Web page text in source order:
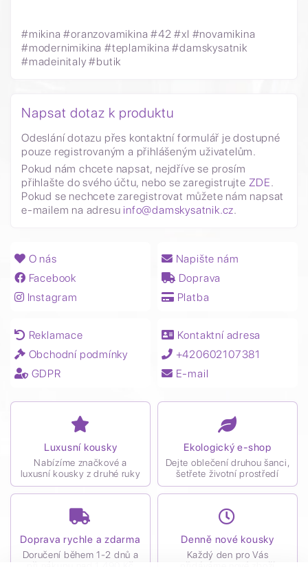
#mikina #oranzovamikina #42 #xl #novamikina
#modernimikina #teplamikina #damskysatnik
#madeinitaly #butik
Napsat dotaz k produktu
Odeslání dotazu přes kontaktní formulář je dostupné
pouze registrovaným a přihlášeným uživatelům.
Pokud nám chcete napsat, nejdříve se prosím
přihlašte do svého účtu, nebo se zaregistrujte ZDE.
Pokud se nechcete zaregistrovat můžete nám napsat
e-mailem na adresu info@damskysatnik.cz.
O nás
Facebook
Instagram
Napište nám
Doprava
Platba
Reklamace
Obchodní podmínky
GDPR
Kontaktní adresa
+420602107381
E-mail
Luxusní kousky
Nabízíme značkové a
luxusní kousky z druhé ruky
Ekologický e-shop
Dejte oblečení druhou šanci,
šetřete životní prostředí
Doprava rychle a zdarma
Doručení během 1-2 dnů a
Denně nové kousky
Každý den pro Vás